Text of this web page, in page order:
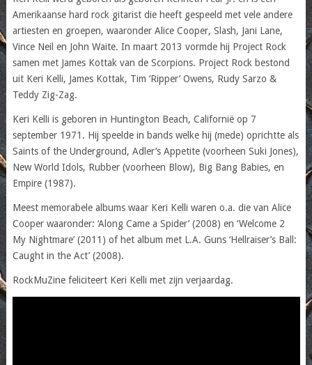
Amerikaanse hard rock gitarist die heeft gespeeld met vele andere
artiesten en groepen, waaronder Alice Cooper, Slash, Jani Lane,
Vince Neil en John Waite. In maart 2013 vormde hij Project Rock
samen met James Kottak van de Scorpions. Project Rock bestond
uit Keri Kelli, James Kottak, Tim ‘Ripper’ Owens, Rudy Sarzo &
Teddy Zig-Zag.
Keri Kelli is geboren in Huntington Beach, Californië op 7
september 1971. Hij speelde in bands welke hij (mede) oprichtte als
Saints of the Underground, Adler’s Appetite (voorheen Suki Jones),
New World Idols, Rubber (voorheen Blow), Big Bang Babies, en
Empire (1987).
Meest memorabele albums waar Keri Kelli waren o.a. die van Alice
Cooper waaronder: ‘Along Came a Spider’ (2008) en ‘Welcome 2
My Nightmare’ (2011) of het album met L.A. Guns ‘Hellraiser’s Ball:
Caught in the Act’ (2008).
RockMuZine feliciteert Keri Kelli met zijn verjaardag.